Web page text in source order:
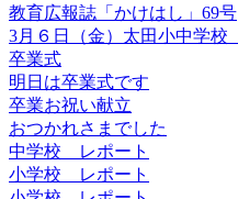
教育広報誌「かけはし」69号
3月６日（金）太田小中学校
卒業式
明日は卒業式です
卒業お祝い献立
おつかれさまでした
中学校 レポート
小学校 レポート